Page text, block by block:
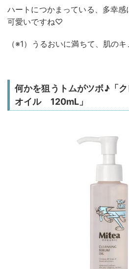
ハートにつかまっている、多幸
可愛いですね♡
（※1）うるおいに満ちて、肌の
何かを狙うトムがツボ♪「
オイル 120mL」